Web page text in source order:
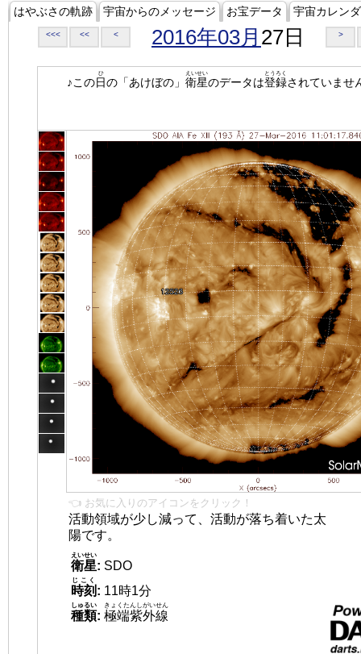
はやぶさの軌跡 宇宙からのメッセージ お宝データ 宇宙カレン
<<< << < 2016年03月 27日 >
♪この日
ひ
の「あけぼの」 衛星
えいせい
のデータは登録
とうろく
されていませ
👈 お気に入りのアイコンをクリック！
活動領域が少し減って、活動が落ち着いた太
陽です。
衛星
えいせい
: SDO
時刻
じこく
: 11時1分
種類
しゅるい
: 極端紫外線
きょくたんしがいせん